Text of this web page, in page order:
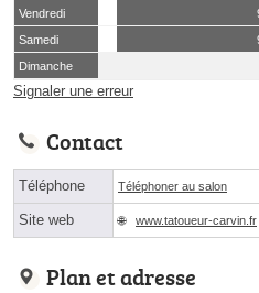
Vendredi
Samedi
Dimanche
Signaler une erreur
Contact
Téléphone Téléphoner au salon
Site web www.tatoueur-carvin.fr
Plan et adresse